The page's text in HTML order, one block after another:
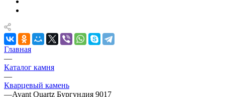
Главная
—
Каталог камня
—
Кварцевый камень
—Avant Quartz Бургундия 9017